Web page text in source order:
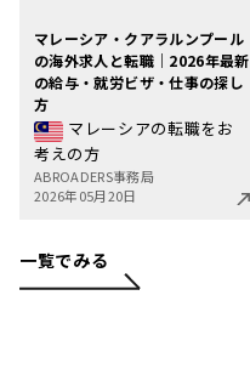
マレーシア・クアラルンプール
の海外求人と転職｜2026年最新
の給与・就労ビザ・仕事の探し
方
マレーシアの転職をお
考えの方
ABROADERS事務局
2026年05月20日
一覧でみる